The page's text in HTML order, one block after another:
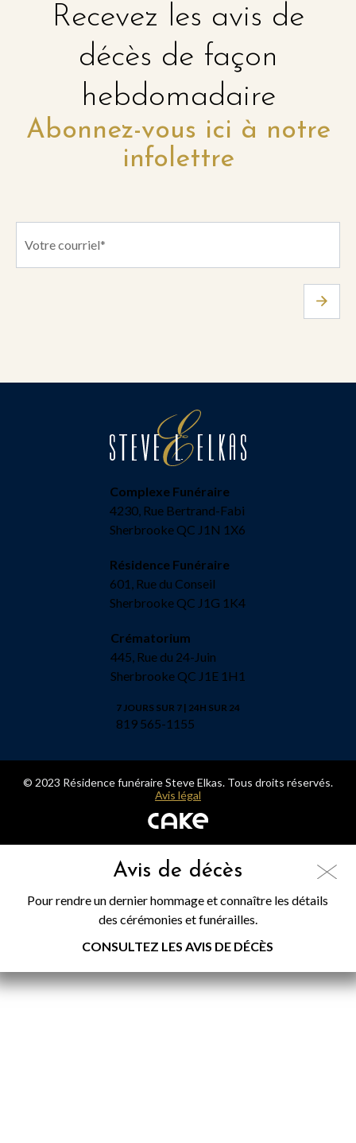
Recevez les avis de
décès de façon
hebdomadaire
Abonnez-vous ici à notre
infolettre
Complexe Funéraire
4230, Rue Bertrand-Fabi
Sherbrooke QC J1N 1X6
Résidence Funéraire
601, Rue du Conseil
Sherbrooke QC J1G 1K4
Crématorium
445, Rue du 24-Juin
Sherbrooke QC J1E 1H1
7 JOURS SUR 7 | 24H SUR 24
819 565-1155
© 2023 Résidence funéraire Steve Elkas. Tous droits réservés.
Avis légal
Avis de décès
Pour rendre un dernier hommage et connaître les détails
des cérémonies et funérailles.
CONSULTEZ LES AVIS DE DÉCÈS